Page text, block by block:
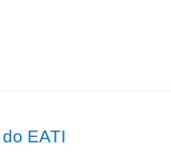
EATI